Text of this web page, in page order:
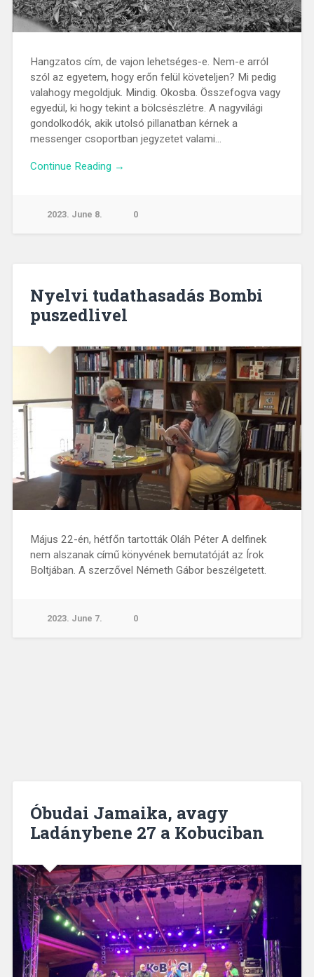
Hangzatos cím, de vajon lehetséges-e. Nem-e arról
szól az egyetem, hogy erőn felül követeljen? Mi pedig
valahogy megoldjuk. Mindig. Okosba. Összefogva vagy
egyedül, ki hogy tekint a bölcsészlétre. A nagyvilági
gondolkodók, akik utolsó pillanatban kérnek a
messenger csoportban jegyzetet valami…
Continue Reading →
2023. June 8. 0
Nyelvi tudathasadás Bombi
puszedlivel
Május 22-én, hétfőn tartották Oláh Péter A delfinek
nem alszanak című könyvének bemutatóját az Írok
Boltjában. A szerzővel Németh Gábor beszélgetett.
2023. June 7. 0
Óbudai Jamaika, avagy
Ladánybene 27 a Kobuciban